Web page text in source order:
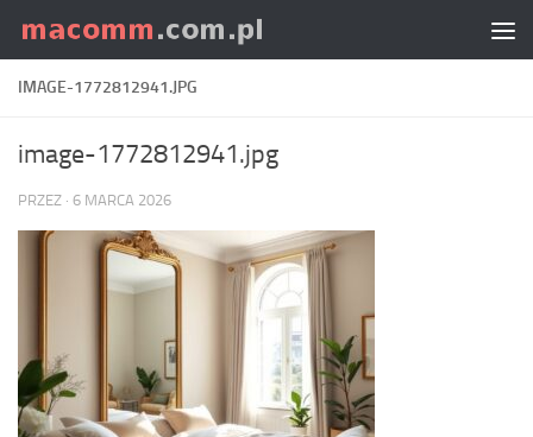
Skip to content
IMAGE-1772812941.JPG
image-1772812941.jpg
PRZEZ · 6 MARCA 2026